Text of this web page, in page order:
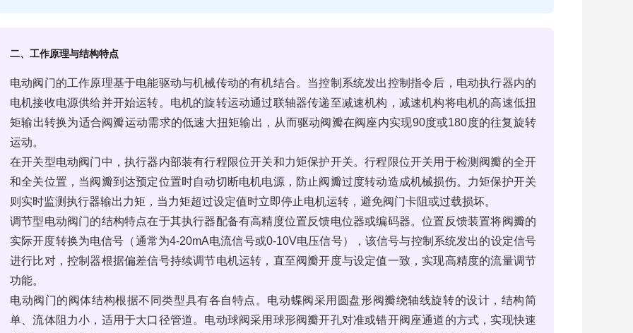
二、工作原理与结构特点
电动阀门的工作原理基于电能驱动与机械传动的有机结合。当控制系统发出控制指令后，电动执行器内的
电机接收电源供给并开始运转。电机的旋转运动通过联轴器传递至减速机构，减速机构将电机的高速低扭
矩输出转换为适合阀瓣运动需求的低速大扭矩输出，从而驱动阀瓣在阀座内实现90度或180度的往复旋转
运动。
在开关型电动阀门中，执行器内部装有行程限位开关和力矩保护开关。行程限位开关用于检测阀瓣的全开
和全关位置，当阀瓣到达预定位置时自动切断电机电源，防止阀瓣过度转动造成机械损伤。力矩保护开关
则实时监测执行器输出力矩，当力矩超过设定值时立即停止电机运转，避免阀门卡阻或过载损坏。
调节型电动阀门的结构特点在于其执行器配备有高精度位置反馈电位器或编码器。位置反馈装置将阀瓣的
实际开度转换为电信号（通常为4-20mA电流信号或0-10V电压信号），该信号与控制系统发出的设定信号
进行比对，控制器根据偏差信号持续调节电机运转，直至阀瓣开度与设定值一致，实现高精度的流量调节
功能。
电动阀门的阀体结构根据不同类型具有各自特点。电动蝶阀采用圆盘形阀瓣绕轴线旋转的设计，结构简
单、流体阻力小，适用于大口径管道。电动球阀采用球形阀瓣开孔对准或错开阀座通道的方式，实现快速